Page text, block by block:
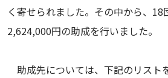
く寄せられました。その中から、18
2,624,000円の助成を行いました。
助成先については、下記のリスト